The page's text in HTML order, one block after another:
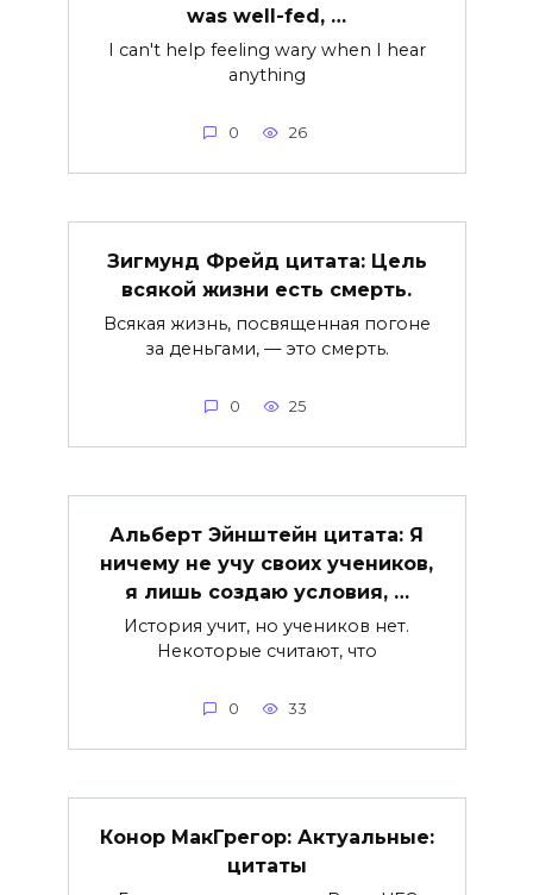
was well-fed, …
I can't help feeling wary when I hear
anything
0 26
Зигмунд Фрейд цитата: Цель
всякой жизни есть смерть.
Всякая жизнь, посвященная погоне
за деньгами, — это смерть.
0 25
Альберт Эйнштейн цитата: Я
ничему не учу своих учеников,
я лишь создаю условия, …
История учит, но учеников нет.
Некоторые считают, что
0 33
Конор МакГрегор: Актуальные:
цитаты